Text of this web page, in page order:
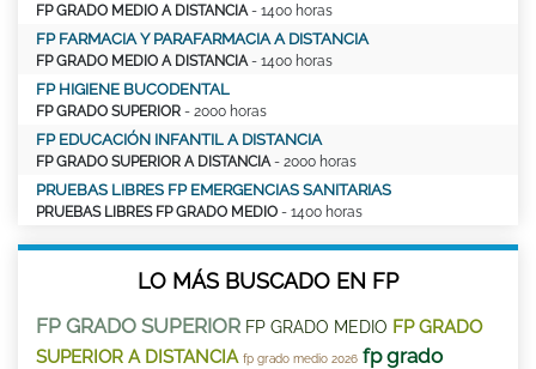
FP GRADO MEDIO A DISTANCIA - 1400 horas
FP FARMACIA Y PARAFARMACIA A DISTANCIA
FP GRADO MEDIO A DISTANCIA - 1400 horas
FP HIGIENE BUCODENTAL
FP GRADO SUPERIOR - 2000 horas
FP EDUCACIÓN INFANTIL A DISTANCIA
FP GRADO SUPERIOR A DISTANCIA - 2000 horas
PRUEBAS LIBRES FP EMERGENCIAS SANITARIAS
PRUEBAS LIBRES FP GRADO MEDIO - 1400 horas
LO MÁS BUSCADO EN FP
FP GRADO SUPERIOR FP GRADO MEDIO FP GRADO
SUPERIOR A DISTANCIA fp grado medio 2026 fp grado